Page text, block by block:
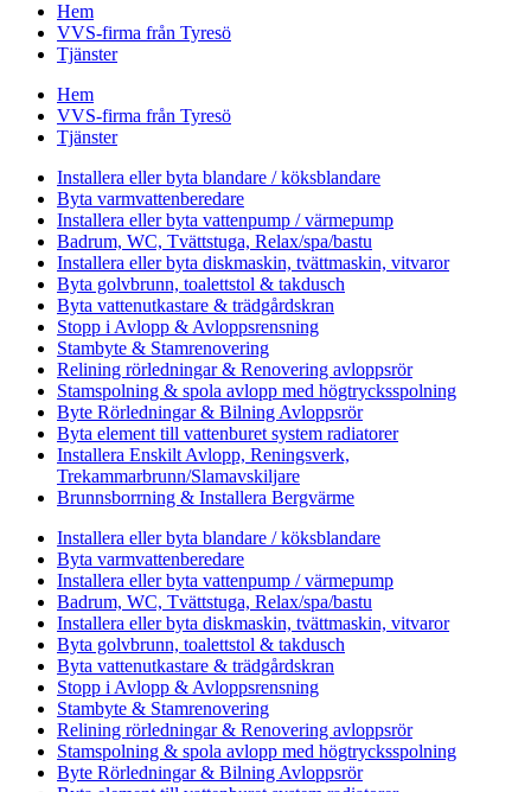
Hem
VVS-firma från Tyresö
Tjänster
Hem
VVS-firma från Tyresö
Tjänster
Installera eller byta blandare / köksblandare
Byta varmvattenberedare
Installera eller byta vattenpump / värmepump
Badrum, WC, Tvättstuga, Relax/spa/bastu
Installera eller byta diskmaskin, tvättmaskin, vitvaror
Byta golvbrunn, toalettstol & takdusch
Byta vattenutkastare & trädgårdskran
Stopp i Avlopp & Avloppsrensning
Stambyte & Stamrenovering
Relining rörledningar & Renovering avloppsrör
Stamspolning & spola avlopp med högtrycksspolning
Byte Rörledningar & Bilning Avloppsrör
Byta element till vattenburet system radiatorer
Installera Enskilt Avlopp, Reningsverk,
Trekammarbrunn/Slamavskiljare
Brunnsborrning & Installera Bergvärme
Installera eller byta blandare / köksblandare
Byta varmvattenberedare
Installera eller byta vattenpump / värmepump
Badrum, WC, Tvättstuga, Relax/spa/bastu
Installera eller byta diskmaskin, tvättmaskin, vitvaror
Byta golvbrunn, toalettstol & takdusch
Byta vattenutkastare & trädgårdskran
Stopp i Avlopp & Avloppsrensning
Stambyte & Stamrenovering
Relining rörledningar & Renovering avloppsrör
Stamspolning & spola avlopp med högtrycksspolning
Byte Rörledningar & Bilning Avloppsrör